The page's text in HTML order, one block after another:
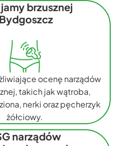
jamy brzusznej
Bydgoszcz
ocenę narządów
takich jak wątroba,
nerki oraz pęcherzyk
żółciowy.
narządów